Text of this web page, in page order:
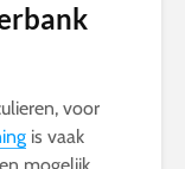
voor
is vaak